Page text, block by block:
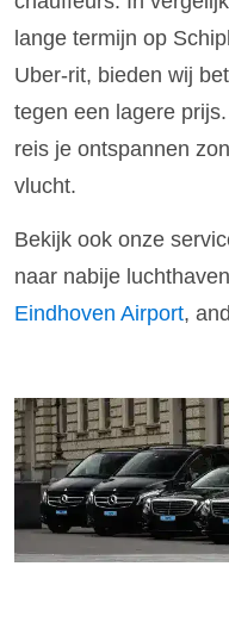
lange termijn op
Uber-rit, bieden wij
tegen een lagere
reis je ontspannen
vlucht.
Bekijk ook onze
naar nabije
Eindhoven Airport, and